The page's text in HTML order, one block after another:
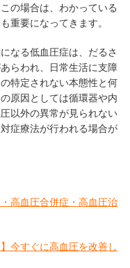
の場合は、わかっている
重要になってきます。
なる低血圧症は、だるさ
らわれ、日常生活に支障
特定されない本態性と何
原因としては循環器や内
以外の異常が見られない
症療法が行われる場合が
高血圧合併症・高血圧治
今すぐに高血圧を改善し